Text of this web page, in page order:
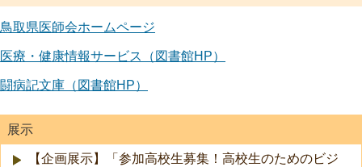
鳥取県医師会ホームページ
医療・健康情報サービス（図書館HP）
闘病記文庫（図書館HP）
展示
【企画展示】「参加高校生募集！高校生のためのビジ